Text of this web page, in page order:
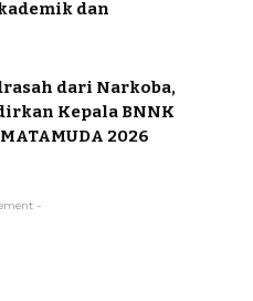
dan
dari Narkoba,
Kepala BNNK
2026
-